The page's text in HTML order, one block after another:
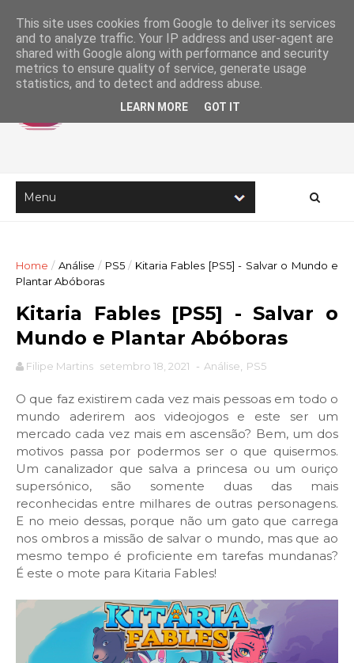
Home / Análise / PS5 / Kitaria Fables [PS5] - Salvar o Mundo e
Plantar Abóboras
Kitaria Fables [PS5] - Salvar o
Mundo e Plantar Abóboras
Filipe Martins setembro 18, 2021 - Análise PS5
O que faz existirem cada vez mais pessoas em todo o
mundo aderirem aos videojogos e este ser um
mercado cada vez mais em ascensão? Bem, um dos
motivos passa por podermos ser o que quisermos.
Um canalizador que salva a princesa ou um ouriço
supersónico, são somente duas das mais
reconhecidas entre milhares de outras personagens.
E no meio dessas, porque não um gato que carrega
nos ombros a missão de salvar o mundo, mas que ao
mesmo tempo é proficiente em tarefas mundanas?
É este o mote para Kitaria Fables!
This site uses cookies from Google to deliver its services
and to analyze traffic. Your IP address and user-agent are
shared with Google along with performance and security
metrics to ensure quality of service, generate usage
statistics, and to detect and address abuse.
LEARN MORE GOT IT